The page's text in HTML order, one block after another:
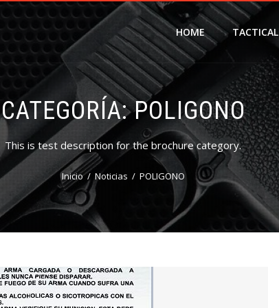
HOME TACTICAL
CATEGORÍA:POLIGONO
This is test description for the brochure category.
Inicio Noticias POLIGONO